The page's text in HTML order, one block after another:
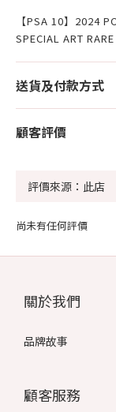
【PSA 10】2024
SPECIAL ART RARE
送貨及付款方式
顧客評價
尚未有任何評價
關於我們
品牌故事
顧客服務